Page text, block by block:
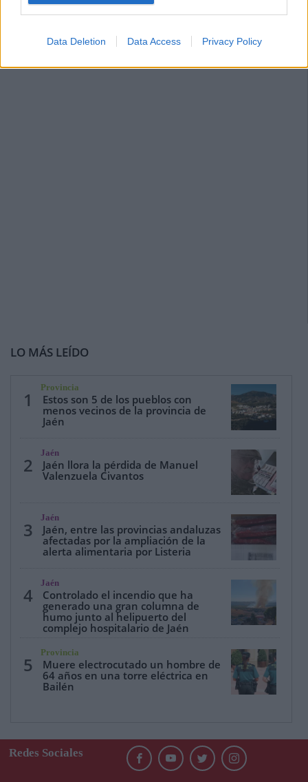
Data Deletion Data Access Privacy Policy
LO MÁS LEÍDO
1
Provincia
Estos son 5 de los pueblos con
menos vecinos de la provincia de
Jaén
2
Jaén
Jaén llora la pérdida de Manuel
Valenzuela Civantos
3
Jaén
Jaén, entre las provincias andaluzas
afectadas por la ampliación de la
alerta alimentaria por Listeria
4
Jaén
Controlado el incendio que ha
generado una gran columna de
humo junto al helipuerto del
complejo hospitalario de Jaén
5
Provincia
Muere electrocutado un hombre de
64 años en una torre eléctrica en
Bailén
Redes Sociales